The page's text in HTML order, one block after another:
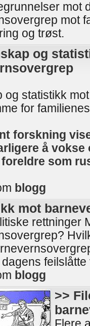
mot
mot
og trøst.
og
og statistikk
for
forskning
å vokse
som
blogg
mot
rettninger
blogg
>>